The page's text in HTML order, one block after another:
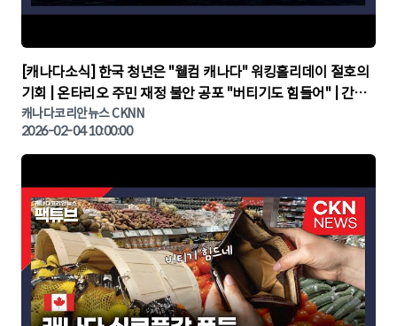
▶
[캐나다소식] 한국 청년은 "웰컴 캐나다" 워킹홀리데이 절호의
기회 | 온타리오 주민 재정 불안 공포 "버티기도 힘들어" | 간추
린 캐나다뉴스 | CKNNEWS, 캐나다코리안뉴스
캐나다코리안뉴스 CKNN
2026-02-04 10:00:00